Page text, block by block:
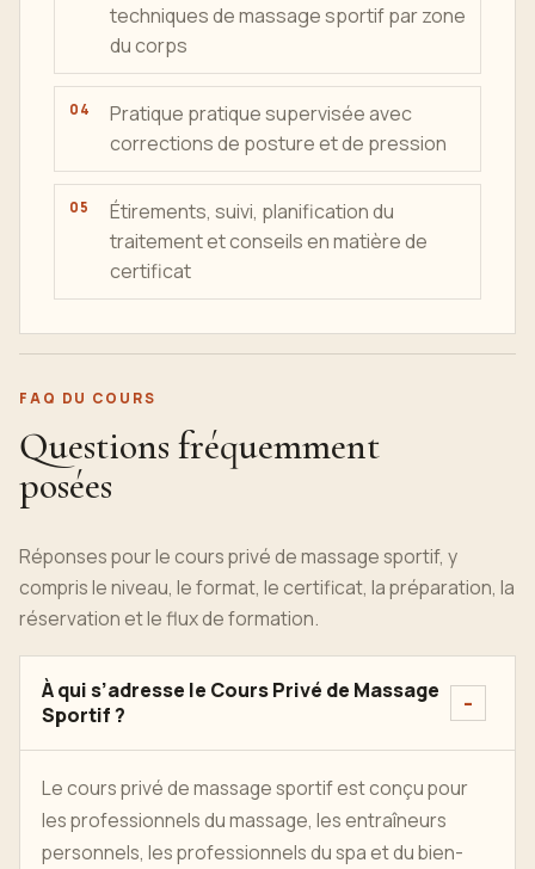
techniques de massage sportif par zone
du corps
Pratique pratique supervisée avec
corrections de posture et de pression
Étirements, suivi, planification du
traitement et conseils en matière de
certificat
FAQ DU COURS
Questions fréquemment
posées
Réponses pour le cours privé de massage sportif, y
compris le niveau, le format, le certificat, la préparation, la
réservation et le flux de formation.
À qui s’adresse le Cours Privé de Massage
Sportif ?
Le cours privé de massage sportif est conçu pour
les professionnels du massage, les entraîneurs
personnels, les professionnels du spa et du bien-